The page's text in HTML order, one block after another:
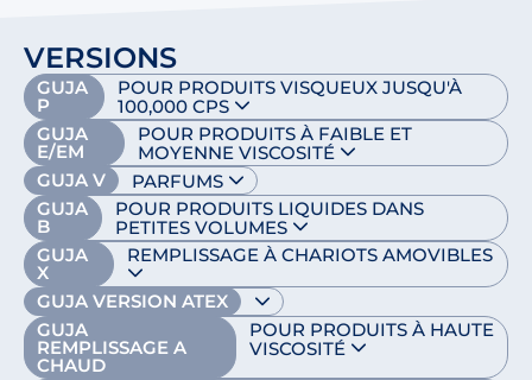
VERSIONS
GUJA
P
POUR PRODUITS VISQUEUX JUSQU'À
100,000 CPS
GUJA
E/EM
POUR PRODUITS À FAIBLE ET
MOYENNE VISCOSITÉ
GUJA V
PARFUMS
GUJA
B
POUR PRODUITS LIQUIDES DANS
PETITES VOLUMES
GUJA
X
REMPLISSAGE À CHARIOTS AMOVIBLES
GUJA VERSION ATEX
GUJA
REMPLISSAGE A
CHAUD
POUR PRODUITS À HAUTE
VISCOSITÉ